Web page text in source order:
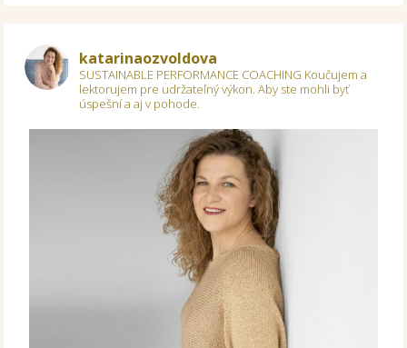
katarinaozvoldova
SUSTAINABLE PERFORMANCE COACHING Koučujem a
lektorujem pre udržateľný výkon.Aby ste mohli byť
úspešní a aj v pohode.